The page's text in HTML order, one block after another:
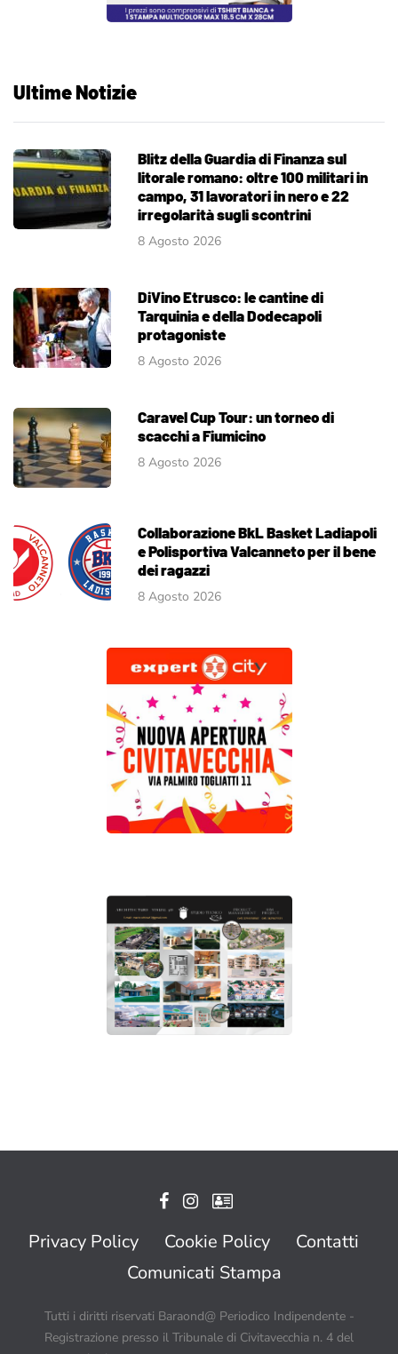
Ultime Notizie
Blitz della Guardia di Finanza sul
litorale romano: oltre 100 militari in
campo, 31 lavoratori in nero e 22
irregolarità sugli scontrini
8 Agosto 2026
DiVino Etrusco: le cantine di
Tarquinia e della Dodecapoli
protagoniste
8 Agosto 2026
Caravel Cup Tour: un torneo di
scacchi a Fiumicino
8 Agosto 2026
Collaborazione BkL Basket Ladiapoli
e Polisportiva Valcanneto per il bene
dei ragazzi
8 Agosto 2026
Privacy Policy Cookie Policy
Contatti
Comunicati Stampa
Tutti i diritti riservati Baraond@ Periodico Indipendente -
Registrazione presso il Tribunale di Civitavecchia n. 4 del